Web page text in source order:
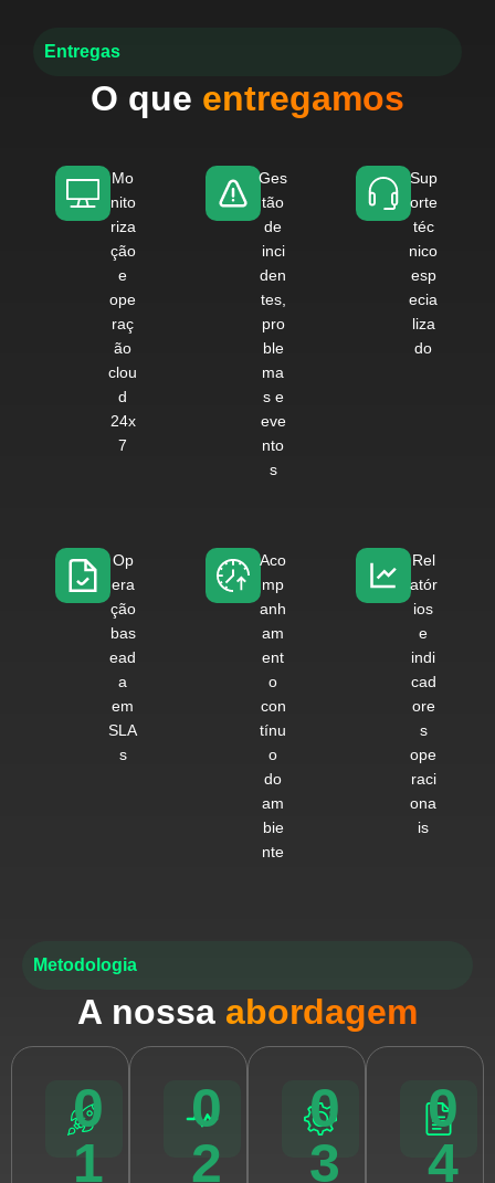
Entregas
O que entregamos
Mo
nito
riza
ção
e
ope
raç
ão
clou
d
24x
7
Ges
tão
de
inci
den
tes,
pro
ble
ma
s e
eve
nto
s
Sup
orte
téc
nico
esp
ecia
liza
do
Op
era
ção
bas
ead
a
em
SLA
s
Aco
mp
anh
am
ent
o
con
tínu
o
do
am
bie
nte
Rel
atór
ios
e
indi
cad
ore
s
ope
raci
ona
is
Metodologia
A nossa abordagem
0
1
0
2
0
3
0
4